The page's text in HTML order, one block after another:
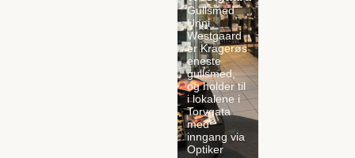
Gullsmed
Unni
Westgaard
er Kragerøs
eneste
gullsmed,
og holder til
i lokalene i
Torvgata
med
inngang via
Optiker